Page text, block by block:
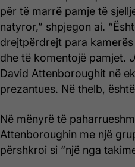
për të marrë pamje të
natyror,” shpjegon ai.
drejtpërdrejt para
dhe të komentojë pamjet.
David Attenboroughit në
prezantues. Në thelb,
Në mënyrë të
Attenboroughin me një
përshkroi si “një nga